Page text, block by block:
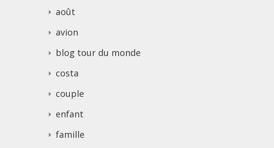
août
avion
blog tour du monde
costa
couple
enfant
famille